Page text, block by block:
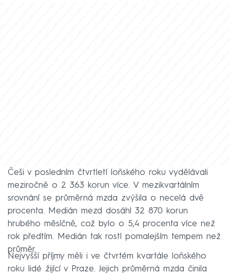
Češi v posledním čtvrtletí loňského roku vydělávali
meziročně o 2 363 korun více. V mezikvartálním
srovnání se průměrná mzda zvýšila o necelá dvě
procenta. Medián mezd dosáhl 32 870 korun
hrubého měsíčně, což bylo o 5,4 procenta více než
rok předtím. Medián tak rostl pomalejším tempem než
průměr.
Nejvyšší příjmy měli i ve čtvrtém kvartále loňského
roku lidé žijící v Praze. Jejich průměrná mzda činila